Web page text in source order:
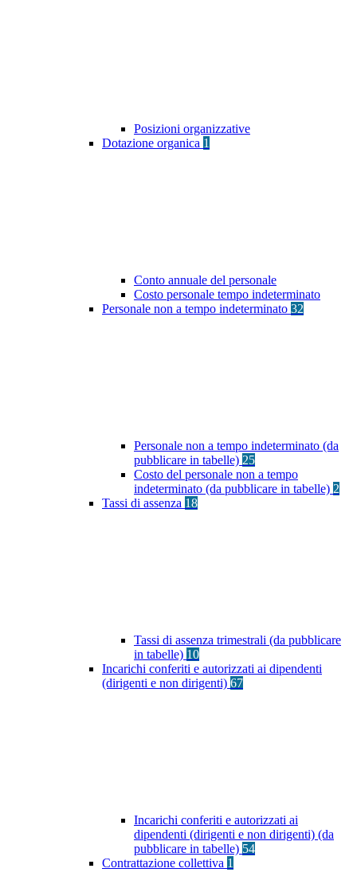
Posizioni organizzative
Dotazione organica 1
Conto annuale del personale
Costo personale tempo indeterminato
Personale non a tempo indeterminato 32
Personale non a tempo indeterminato (da
pubblicare in tabelle) 25
Costo del personale non a tempo
indeterminato (da pubblicare in tabelle) 2
Tassi di assenza 18
Tassi di assenza trimestrali (da pubblicare
in tabelle) 10
Incarichi conferiti e autorizzati ai dipendenti
(dirigenti e non dirigenti) 67
Incarichi conferiti e autorizzati ai
dipendenti (dirigenti e non dirigenti) (da
pubblicare in tabelle) 54
Contrattazione collettiva 1